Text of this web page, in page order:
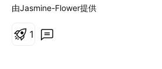
价0.2655附近，直接入场做多，止
0.4730附近，减半仓，推保护。 第
由Jasmine-Flower提供
1